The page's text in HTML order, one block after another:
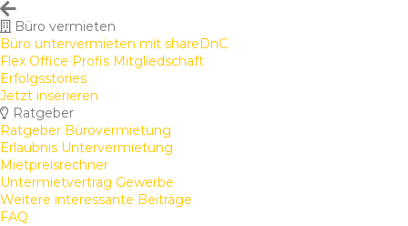
Büro vermieten
Büro untervermieten mit shareDnC
Flex Office Profis Mitgliedschaft
Erfolgsstories
Jetzt inserieren
Ratgeber
Ratgeber Bürovermietung
Erlaubnis Untervermietung
Mietpreisrechner
Untermietvertrag Gewerbe
Weitere interessante Beiträge
FAQ